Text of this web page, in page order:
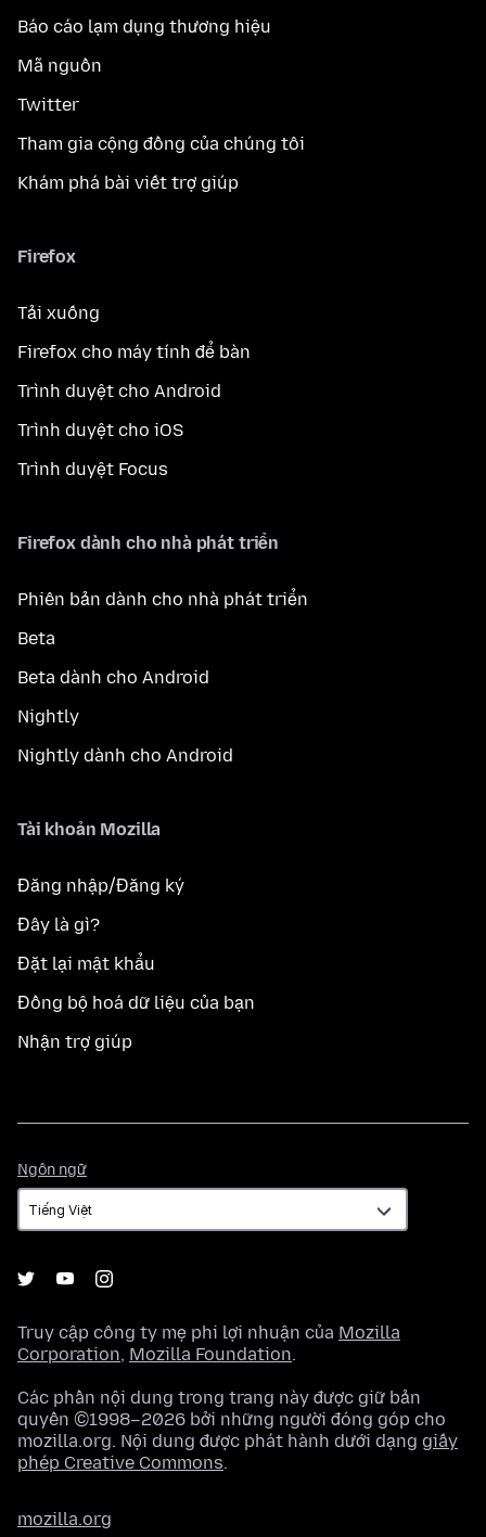
Báo cáo lạm dụng thương hiệu
Mã nguồn
Twitter
Tham gia cộng đồng của chúng tôi
Khám phá bài viết trợ giúp
Firefox
Tải xuống
Firefox cho máy tính để bàn
Trình duyệt cho Android
Trình duyệt cho iOS
Trình duyệt Focus
Firefox dành cho nhà phát triển
Phiên bản dành cho nhà phát triển
Beta
Beta dành cho Android
Nightly
Nightly dành cho Android
Tài khoản Mozilla
Đăng nhập/Đăng ký
Đây là gì?
Đặt lại mật khẩu
Đồng bộ hoá dữ liệu của bạn
Nhận trợ giúp
Ngôn ngữ
ngữ
Truy cập công ty mẹ phi lợi nhuận của Mozilla
Corporation, Mozilla Foundation.
Các phần nội dung trong trang này được giữ bản
quyền ©1998–2026 bởi những người đóng góp cho
mozilla.org. Nội dung được phát hành dưới dạng giấy
phép Creative Commons.
mozilla.org